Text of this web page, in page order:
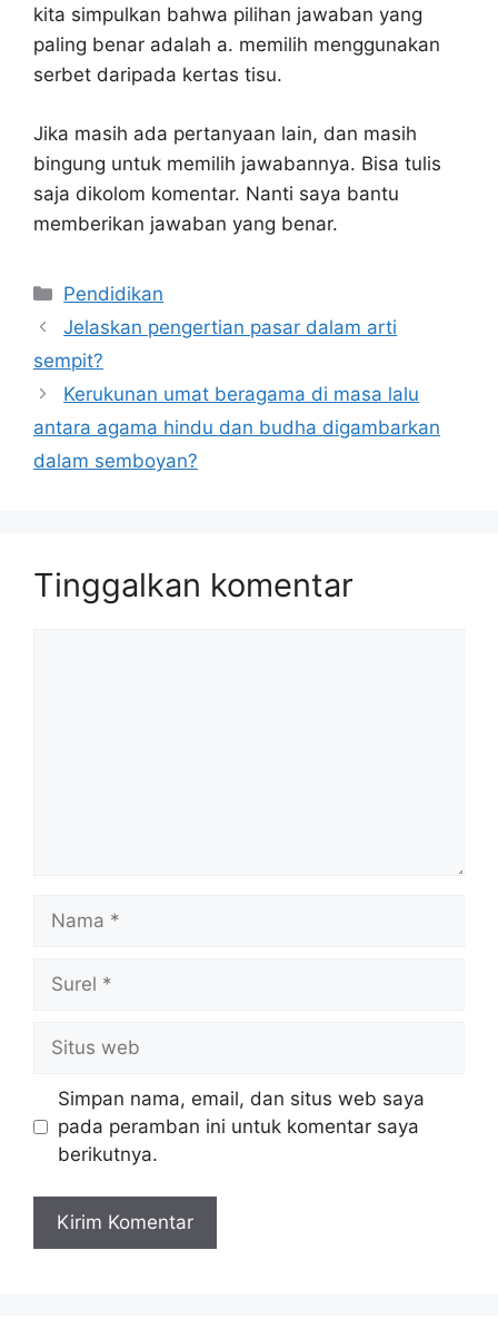
kita simpulkan bahwa pilihan jawaban yang
paling benar adalah a. memilih menggunakan
serbet daripada kertas tisu.
Jika masih ada pertanyaan lain, dan masih
bingung untuk memilih jawabannya. Bisa tulis
saja dikolom komentar. Nanti saya bantu
memberikan jawaban yang benar.
Kategori
Pendidikan
Jelaskan pengertian pasar dalam arti
sempit?
Kerukunan umat beragama di masa lalu
antara agama hindu dan budha digambarkan
dalam semboyan?
Tinggalkan komentar
web
Simpan nama, email, dan situs web saya
pada peramban ini untuk komentar saya
berikutnya.